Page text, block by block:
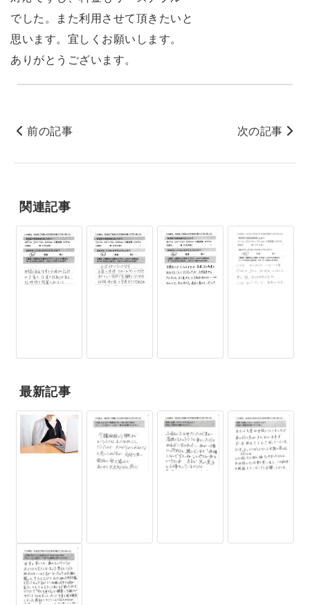
でした。また利用させて頂きたいと
思います。宜しくお願いします。
ありがとうございます。
前の記事 次の記事
関連記事
最新記事